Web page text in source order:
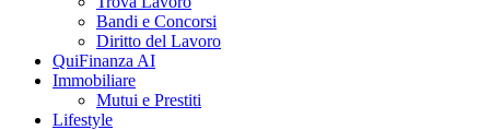
Bandi e Concorsi
Diritto del Lavoro
QuiFinanza AI
Immobiliare
Mutui e Prestiti
Lifestyle